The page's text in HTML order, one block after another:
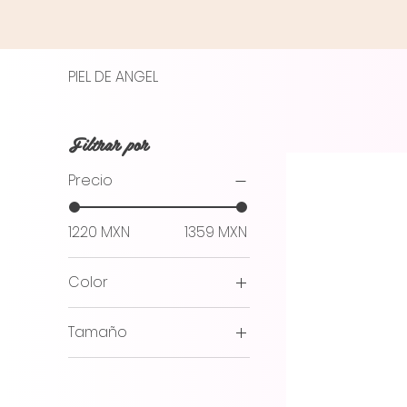
PIEL DE ANGEL
Filtrar por
Precio
1220 MXN 1359 MXN
Color
Tamaño
2XL